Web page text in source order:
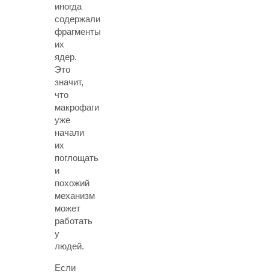
иногда
содержали
фрагменты
их
ядер.
Это
значит,
что
макрофаги
уже
начали
их
поглощать
и
похожий
механизм
может
работать
у
людей.
Если